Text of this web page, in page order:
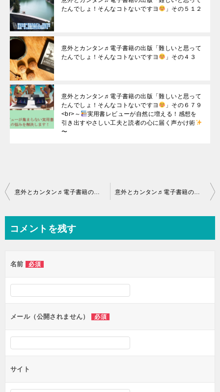
たんでしょ！そんなコトないですヨ
」その５１２
意外とカンタン♬電子書籍の出版「難しいと思って
たんでしょ！そんなコトないですヨ
」その４３
意外とカンタン♬電子書籍の出版「難しいと思って
たんでしょ！そんなコトないですヨ
」その６７９
<br>～
実用書レビューが自然に増える！感想を
引き出すやさしい工夫と読者の心に届く声かけ術
〜
投
ビ
ー
シ
ン
意外とカンタン♬電子書籍の出版「難しいと思ってたんでしょ！そんなコトないですヨ 意外とカンタン♬電子書籍の出版「難しいと思ってたんでしょ！そんなコトないですヨ
コメントを残す
名前 必須
メール（公開されません） 必須
サイト